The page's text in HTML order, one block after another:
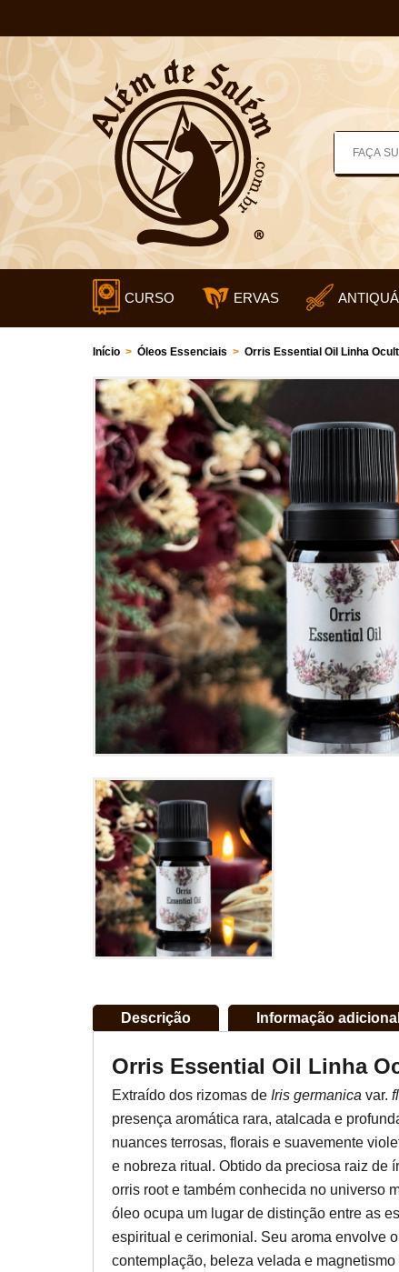
CURSO ERVAS
Início > Óleos Essenciais > Orris Essential Oil Linha
Descrição Informação adicional
Orris Essential Oil Linha
Extraído dos rizomas de Iris germanica var.
presença aromática rara, atalcada e
nuances terrosas, florais e suavemente
e nobreza ritual. Obtido da preciosa raiz de
orris root e também conhecida no universo
óleo ocupa um lugar de distinção entre as
espiritual e cerimonial. Seu aroma envolve
contemplação, beleza velada e